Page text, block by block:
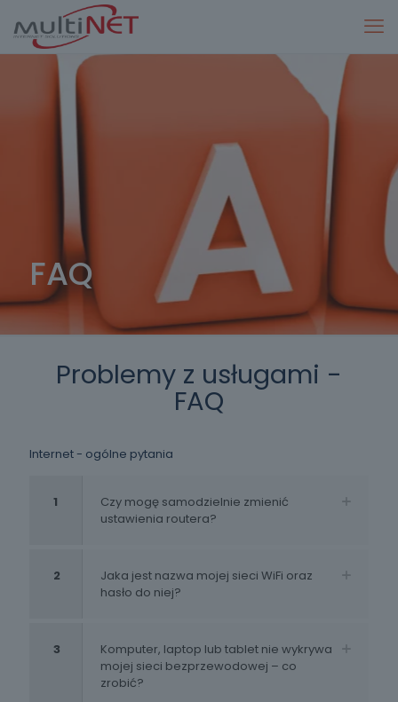
FAQ
Problemy z usługami -
FAQ
Internet - ogólne pytania
1
Czy mogę samodzielnie zmienić
ustawienia routera?
2
Jaka jest nazwa mojej sieci WiFi oraz
hasło do niej?
3
Komputer, laptop lub tablet nie wykrywa
mojej sieci bezprzewodowej – co
zrobić?